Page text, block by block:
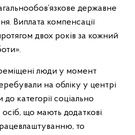
державне
Виплата компенсації
двох років за кожний
люди у момент
на обліку у центрі
до категорії соціально
що мають додаткові
то